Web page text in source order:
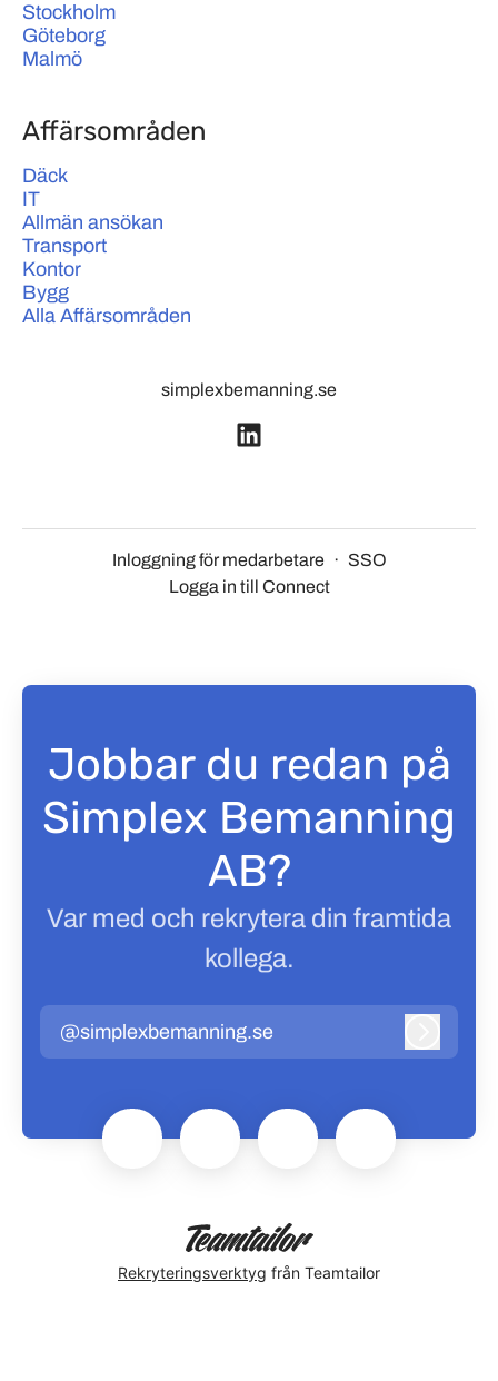
Stockholm
Göteborg
Malmö
Affärsområden
Däck
IT
Allmän ansökan
Transport
Kontor
Bygg
Alla Affärsområden
simplexbemanning.se
Inloggning för medarbetare · SSO
Logga in till Connect
Jobbar du redan på
Simplex Bemanning
AB?
Var med och rekrytera din framtida
kollega.
@simplexbemanning.se
Rekryteringsverktyg från Teamtailor